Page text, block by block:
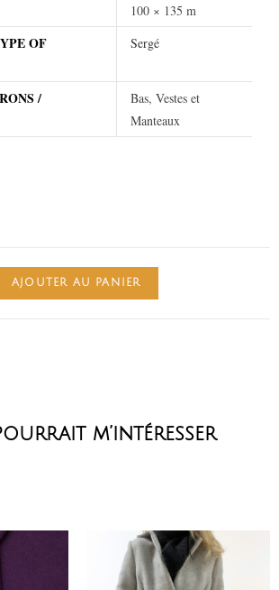
100 × 135 m
OF
Sergé
/
Bas, Vestes et
Manteaux
AJOUTER AU PANIER
m’intéresser